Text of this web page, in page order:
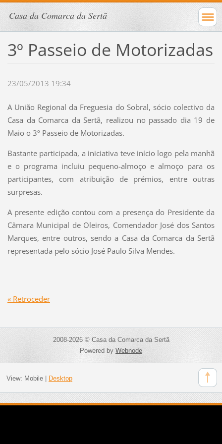
Casa da Comarca da Sertã
3º Passeio de Motorizadas
23/05/2013 19:34
A União Regional da Freguesia do Sobral, sócio colectivo da
Casa da Comarca da Sertã, realizou no passado dia 19 de
Maio o 3º Passeio de Motorizadas.
Bastante participada, a iniciativa teve início logo pela manhã
e o programa incluiu pequeno-almoço e almoço para os
participantes, com atribuição de prémios, entre outras
surpresas.
A presente edição contou com a presença do Presidente da
Câmara Municipal de Oleiros, Comendador José dos Santos
Marques, entre outros, sendo a Casa da Comarca da Sertã
representada pelo sócio José Paulo Silva Mendes.
« Retroceder
2008-2026 © Casa da Comarca da Sertã
Powered byWebnode
View: Mobile| Desktop